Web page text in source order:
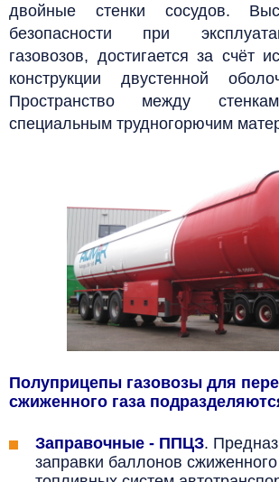
двойные стенки сосудов.
безопасности при
газовозов, достигается за счёт
конструкции двустенной
Пространство между
специальным трудногорючим
Полуприцепы газовозы для
сжиженного газа
Заправочные - ППЦЗ.
заправки баллонов сжиженного